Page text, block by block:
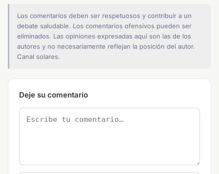
Los comentarios deben ser respetuosos y contribuir a un
debate saludable. Los comentarios ofensivos pueden ser
eliminados. Las opiniones expresadas aquí son las de los
autores y no necesariamente reflejan la posición del autor.
Canal solares.
Deje su comentario